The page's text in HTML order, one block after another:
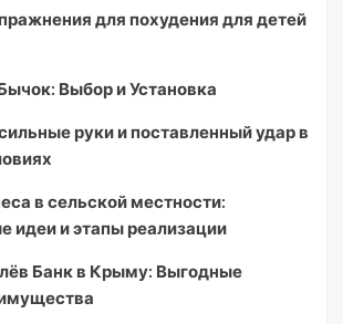
для похудения для детей
Выбор и Установка
руки и поставленный удар в
в сельской местности:
идеи и этапы реализации
Банк в Крыму: Выгодные